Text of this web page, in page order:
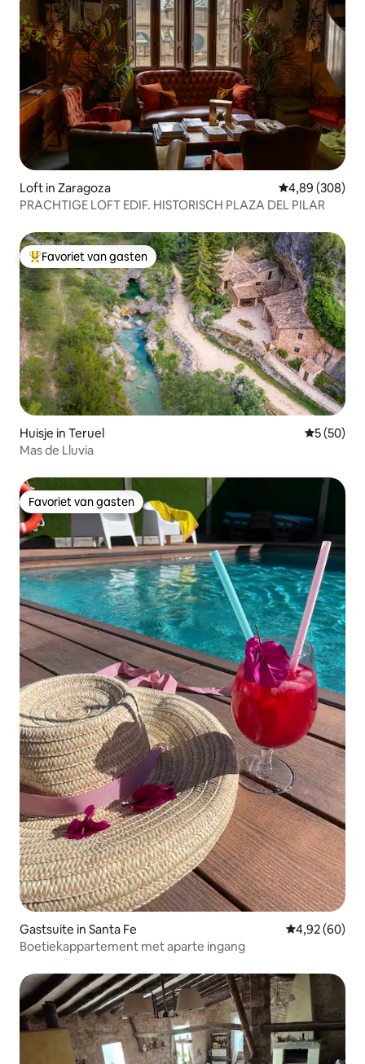
Loft in Zaragoza Gemiddelde
4,89 (308)
PRACHTIGE LOFT EDIF. HISTORISCH PLAZA DEL PILAR
Topfavoriet van gasten
Favoriet van gasten
Huisje in Teruel
5 (50)
Mas de Lluvia
Favoriet van gasten
Favoriet van gasten
Gastsuite in Santa Fe Gemiddelde
4,92 (60)
Boetiekappartement met aparte ingang